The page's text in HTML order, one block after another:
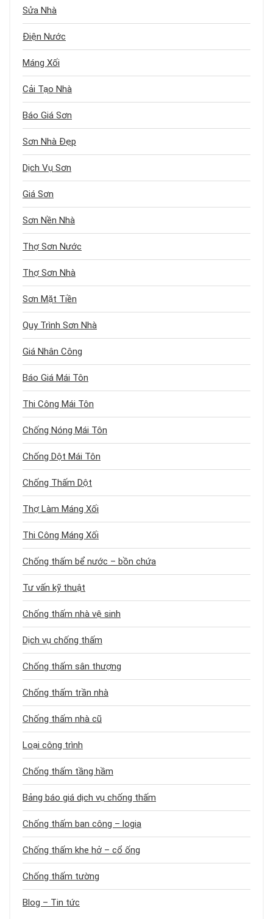
Sửa Nhà
Điện Nước
Máng Xối
Cải Tạo Nhà
Báo Giá Sơn
Sơn Nhà Đẹp
Dịch Vụ Sơn
Giá Sơn
Sơn Nền Nhà
Thợ Sơn Nước
Thợ Sơn Nhà
Sơn Mặt Tiền
Quy Trình Sơn Nhà
Giá Nhân Công
Báo Giá Mái Tôn
Thi Công Mái Tôn
Chống Nóng Mái Tôn
Chống Dột Mái Tôn
Chống Thấm Dột
Thợ Làm Máng Xối
Thi Công Máng Xối
Chống thấm bể nước – bồn chứa
Tư vấn kỹ thuật
Chống thấm nhà vệ sinh
Dịch vụ chống thấm
Chống thấm sân thượng
Chống thấm trần nhà
Chống thấm nhà cũ
Loại công trình
Chống thấm tầng hầm
Bảng báo giá dịch vụ chống thấm
Chống thấm ban công – logia
Chống thấm khe hở – cổ ống
Chống thấm tường
Blog – Tin tức